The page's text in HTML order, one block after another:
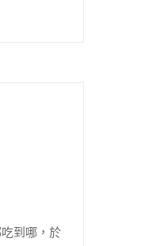
到哪，於